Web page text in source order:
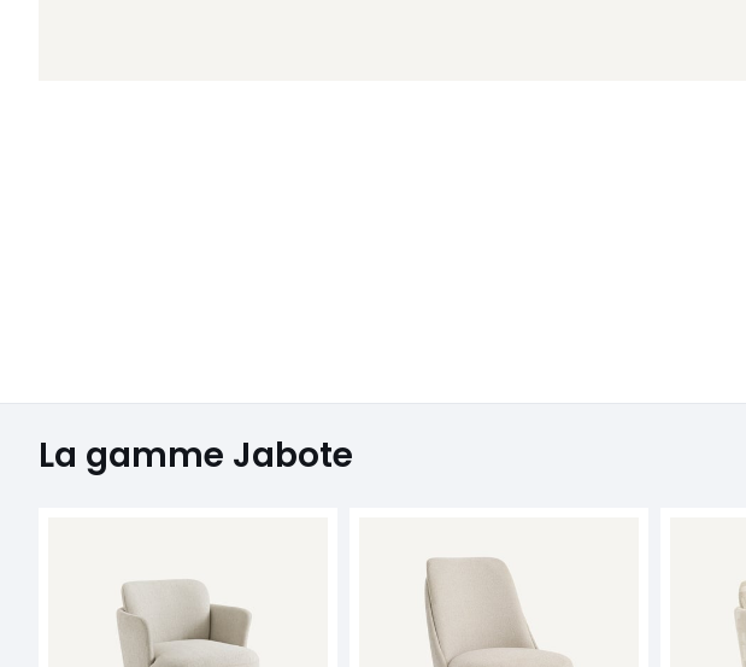
La gamme Jabote